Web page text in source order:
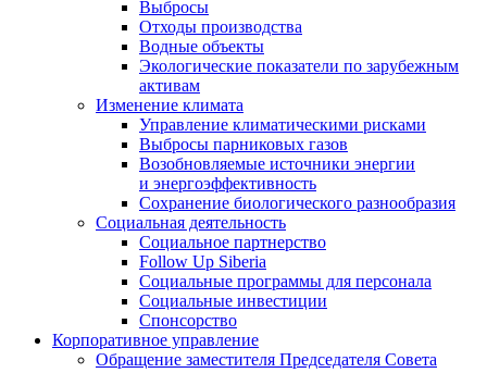
Выбросы
Отходы производства
Водные объекты
Экологические показатели по зарубежным
активам
Изменение климата
Управление климатическими рисками
Выбросы парниковых газов
Возобновляемые источники энергии
и энергоэффективность
Сохранение биологического разнообразия
Социальная деятельность
Социальное партнерство
Follow Up Siberia
Социальные программы для персонала
Социальные инвестиции
Спонсорство
Корпоративное управление
Обращение заместителя Председателя Совета